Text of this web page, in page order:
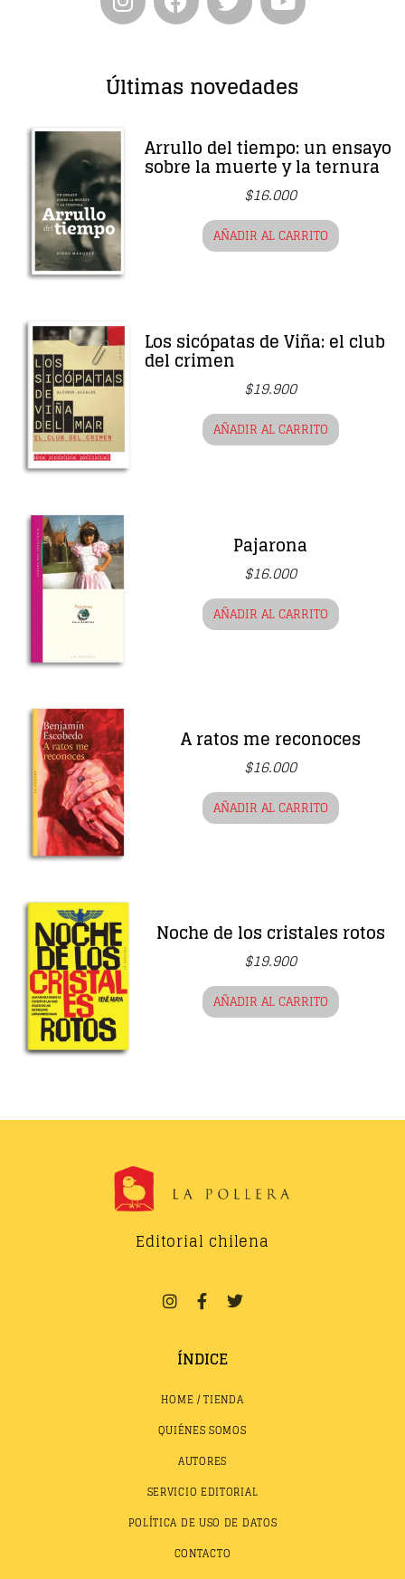
Últimas novedades
Arrullo del tiempo: un ensayo
sobre la muerte y la ternura
$16.000
AÑADIR AL CARRITO
Los sicópatas de Viña: el club
del crimen
$19.900
AÑADIR AL CARRITO
Pajarona
$16.000
AÑADIR AL CARRITO
A ratos me reconoces
$16.000
AÑADIR AL CARRITO
Noche de los cristales rotos
$19.900
AÑADIR AL CARRITO
Editorial chilena
ÍNDICE
HOME / TIENDA
QUIÉNES SOMOS
AUTORES
SERVICIO EDITORIAL
POLÍTICA DE USO DE DATOS
CONTACTO